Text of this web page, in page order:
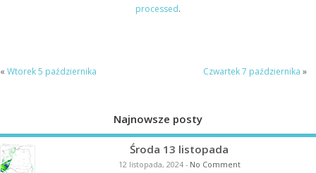
processed.
« Wtorek 5 października Czwartek 7 października »
Najnowsze posty
Środa 13 listopada
12 listopada, 2024- No Comment